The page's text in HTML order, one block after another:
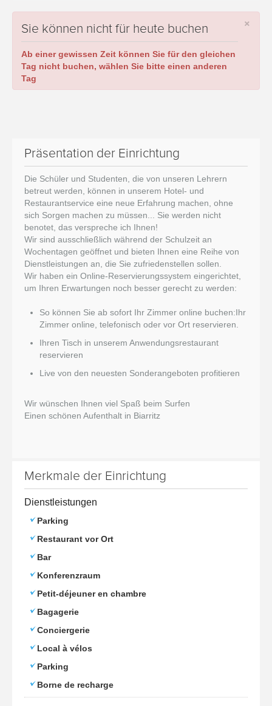
×
Sie können nicht für heute buchen
Ab einer gewissen Zeit können Sie für den gleichen
Tag nicht buchen, wählen Sie bitte einen anderen
Tag
Präsentation der Einrichtung
Die Schüler und Studenten, die von unseren Lehrern
betreut werden, können in unserem Hotel- und
Restaurantservice eine neue Erfahrung machen, ohne
sich Sorgen machen zu müssen... Sie werden nicht
benotet, das verspreche ich Ihnen!
Wir sind ausschließlich während der Schulzeit an
Wochentagen geöffnet und bieten Ihnen eine Reihe von
Dienstleistungen an, die Sie zufriedenstellen sollen.
Wir haben ein Online-Reservierungssystem eingerichtet,
um Ihren Erwartungen noch besser gerecht zu werden:
So können Sie ab sofort Ihr Zimmer online buchen:Ihr
Zimmer online, telefonisch oder vor Ort reservieren.
Ihren Tisch in unserem Anwendungsrestaurant
reservieren
Live von den neuesten Sonderangeboten profitieren
Wir wünschen Ihnen viel Spaß beim Surfen
Einen schönen Aufenthalt in Biarritz
Merkmale der Einrichtung
Dienstleistungen
Parking
Restaurant vor Ort
Bar
Konferenzraum
Petit-déjeuner en chambre
Bagagerie
Conciergerie
Local à vélos
Parking
Borne de recharge